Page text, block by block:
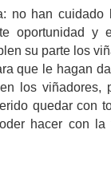
no han cuidado
oportunidad y
su parte los
que le hagan
los viñadores,
quedar con
hacer con